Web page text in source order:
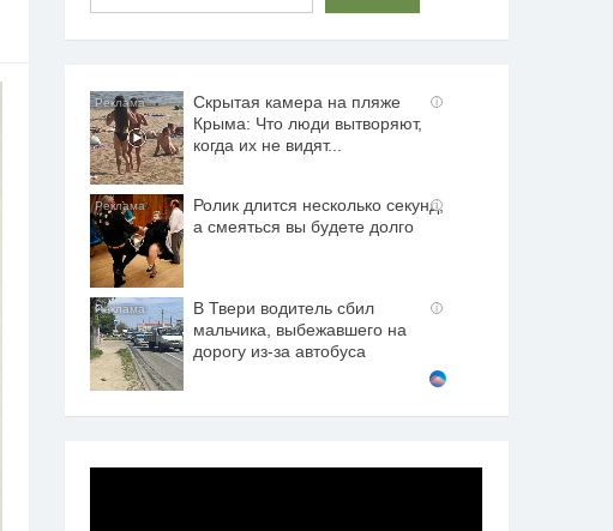
i
Скрытая камера на пляже
Крыма: Что люди вытворяют,
когда их не видят...
i
Ролик длится несколько секунд,
а смеяться вы будете долго
i
В Твери водитель сбил
мальчика, выбежавшего на
дорогу из-за автобуса